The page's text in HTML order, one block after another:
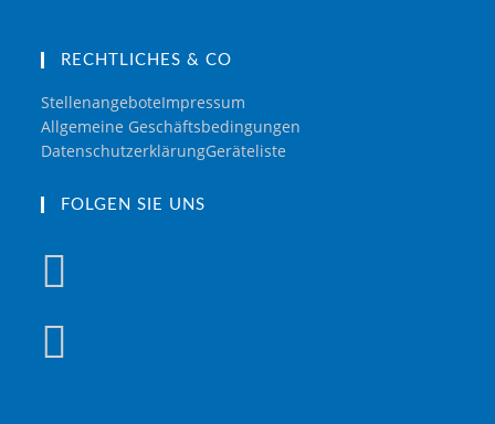
RECHTLICHES & CO
StellenangeboteImpressum
Allgemeine Geschäftsbedingungen
DatenschutzerklärungGeräteliste
FOLGEN SIE UNS